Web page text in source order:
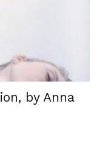
by Anna